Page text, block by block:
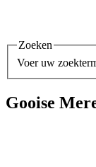
Zoeken
Voer uw
Gooise